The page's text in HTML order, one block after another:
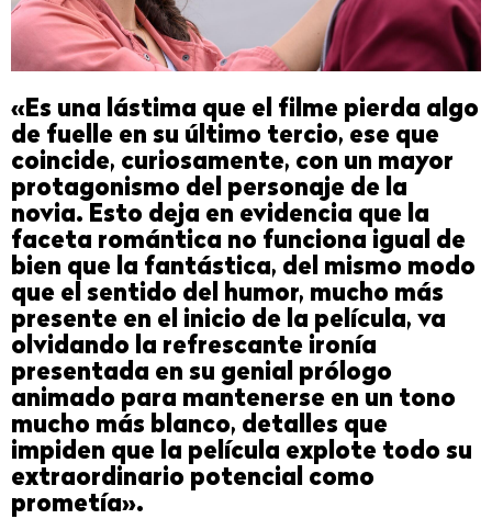
«Es una lástima que el filme pierda algo
de fuelle en su último tercio, ese que
coincide, curiosamente, con un mayor
protagonismo del personaje de la
novia. Esto deja en evidencia que la
faceta romántica no funciona igual de
bien que la fantástica, del mismo modo
que el sentido del humor, mucho más
presente en el inicio de la película, va
olvidando la refrescante ironía
presentada en su genial prólogo
animado para mantenerse en un tono
mucho más blanco, detalles que
impiden que la película explote todo su
extraordinario potencial como
prometía».